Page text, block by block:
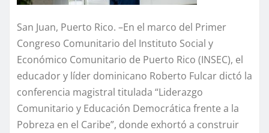
San Juan, Puerto Rico. –En el marco del Primer
Congreso Comunitario del Instituto Social y
Económico Comunitario de Puerto Rico (INSEC), el
educador y líder dominicano Roberto Fulcar dictó la
conferencia magistral titulada “Liderazgo
Comunitario y Educación Democrática frente a la
Pobreza en el Caribe”, donde exhortó a construir